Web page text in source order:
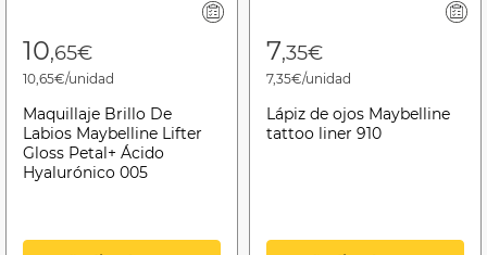
10,65€
10,65€/unidad
Maquillaje Brillo De
Labios Maybelline Lifter
Gloss Petal+ Ácido
Hyalurónico 005
7,35€
7,35€/unidad
Lápiz de ojos Maybelline
tattoo liner 910